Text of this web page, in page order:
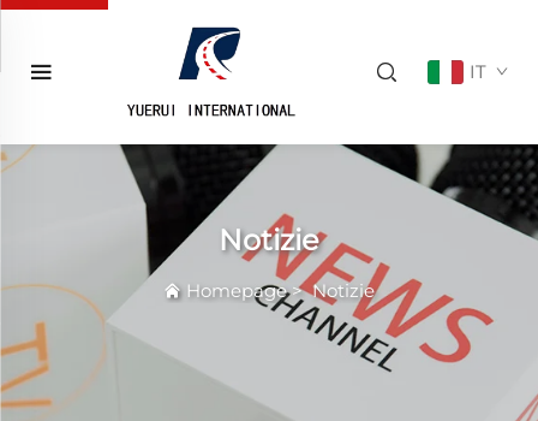
IT
Notizie
Homepage>Notizie